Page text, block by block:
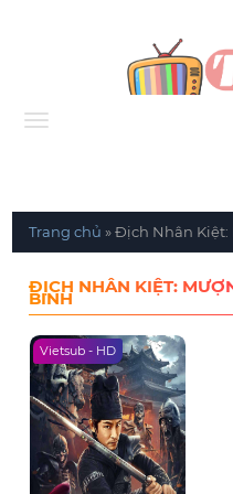
Menu
Trang chủ »Địch Nhân
ĐỊCH NHÂN KIỆT:
BINH
Vietsub - HD